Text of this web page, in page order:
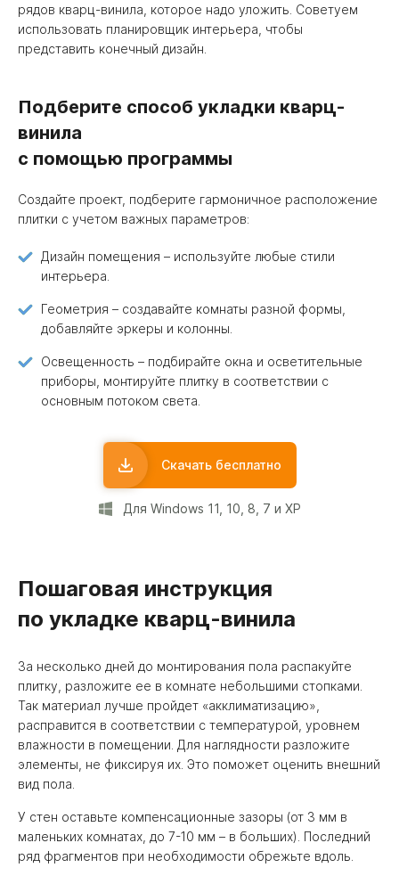
рядов кварц-винила, которое надо уложить. Советуем
использовать планировщик интерьера, чтобы
представить конечный дизайн.
Подберите способ укладки кварц-
винила
с помощью программы
Создайте проект, подберите гармоничное расположение
плитки с учетом важных параметров:
Дизайн помещения – используйте любые стили
интерьера.
Геометрия – создавайте комнаты разной формы,
добавляйте эркеры и колонны.
Освещенность – подбирайте окна и осветительные
приборы, монтируйте плитку в соответствии с
основным потоком света.
Скачать бесплатно
Для Windows 11, 10, 8, 7 и XP
Пошаговая инструкция
по укладке кварц-винила
За несколько дней до монтирования пола распакуйте
плитку, разложите ее в комнате небольшими стопками.
Так материал лучше пройдет «акклиматизацию»,
расправится в соответствии с температурой, уровнем
влажности в помещении. Для наглядности разложите
элементы, не фиксируя их. Это поможет оценить внешний
вид пола.
У стен оставьте компенсационные зазоры (от 3 мм в
маленьких комнатах, до 7-10 мм – в больших). Последний
ряд фрагментов при необходимости обрежьте вдоль.